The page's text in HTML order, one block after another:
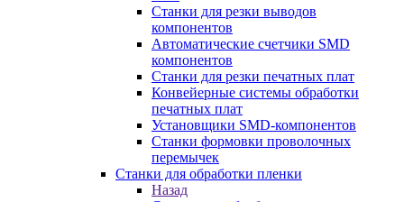
Станки для резки выводов
компонентов
Автоматические счетчики SMD
компонентов
Станки для резки печатных плат
Конвейерные системы обработки
печатных плат
Установщики SMD-компонентов
Станки формовки проволочных
перемычек
Станки для обработки пленки
Назад